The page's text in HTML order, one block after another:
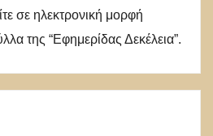
σε ηλεκτρονική μορφή
της “Εφημερίδας Δεκέλεια”.